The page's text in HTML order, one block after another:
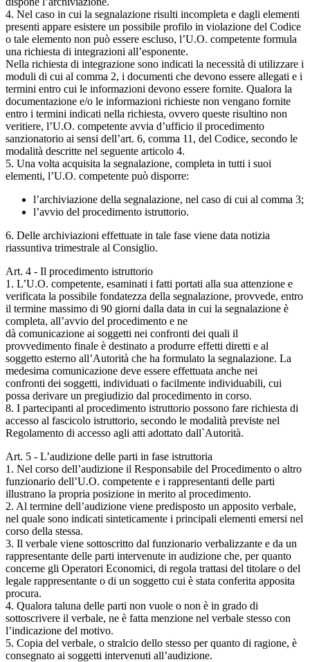
4. Nel caso in cui la segnalazione risulti incompleta e dagli elementi
presenti appare esistere un possibile profilo in violazione del Codice
o tale elemento non può essere escluso, l’U.O. competente formula
una richiesta di integrazioni all’esponente.
Nella richiesta di integrazione sono indicati la necessità di utilizzare i
moduli di cui al comma 2, i documenti che devono essere allegati e i
termini entro cui le informazioni devono essere fornite. Qualora la
documentazione e/o le informazioni richieste non vengano fornite
entro i termini indicati nella richiesta, ovvero queste risultino non
veritiere, l’U.O. competente avvia d’ufficio il procedimento
sanzionatorio ai sensi dell’art. 6, comma 11, del Codice, secondo le
modalità descritte nel seguente articolo 4.
5. Una volta acquisita la segnalazione, completa in tutti i suoi
elementi, l’U.O. competente può disporre:
l’archiviazione della segnalazione, nel caso di cui al comma 3;
l’avvio del procedimento istruttorio.
6. Delle archiviazioni effettuate in tale fase viene data notizia
riassuntiva trimestrale al Consiglio.
Art. 4 - Il procedimento istruttorio
1. L’U.O. competente, esaminati i fatti portati alla sua attenzione e
verificata la possibile fondatezza della segnalazione, provvede, entro
il termine massimo di 90 giorni dalla data in cui la segnalazione è
completa, all’avvio del procedimento e ne
dà comunicazione ai soggetti nei confronti dei quali il
provvedimento finale è destinato a produrre effetti diretti e al
soggetto esterno all’Autorità che ha formulato la segnalazione. La
medesima comunicazione deve essere effettuata anche nei
confronti dei soggetti, individuati o facilmente individuabili, cui
possa derivare un pregiudizio dal procedimento in corso.
8. I partecipanti al procedimento istruttorio possono fare richiesta di
accesso al fascicolo istruttorio, secondo le modalità previste nel
Regolamento di accesso agli atti adottato dall`Autorità.
Art. 5 - L’audizione delle parti in fase istruttoria
1. Nel corso dell’audizione il Responsabile del Procedimento o altro
funzionario dell’U.O. competente e i rappresentanti delle parti
illustrano la propria posizione in merito al procedimento.
2. Al termine dell’audizione viene predisposto un apposito verbale,
nel quale sono indicati sinteticamente i principali elementi emersi nel
corso della stessa.
3. Il verbale viene sottoscritto dal funzionario verbalizzante e da un
rappresentante delle parti intervenute in audizione che, per quanto
concerne gli Operatori Economici, di regola trattasi del titolare o del
legale rappresentante o di un soggetto cui è stata conferita apposita
procura.
4. Qualora taluna delle parti non vuole o non è in grado di
sottoscrivere il verbale, ne è fatta menzione nel verbale stesso con
l’indicazione del motivo.
5. Copia del verbale, o stralcio dello stesso per quanto di ragione, è
consegnato ai soggetti intervenuti all’audizione.